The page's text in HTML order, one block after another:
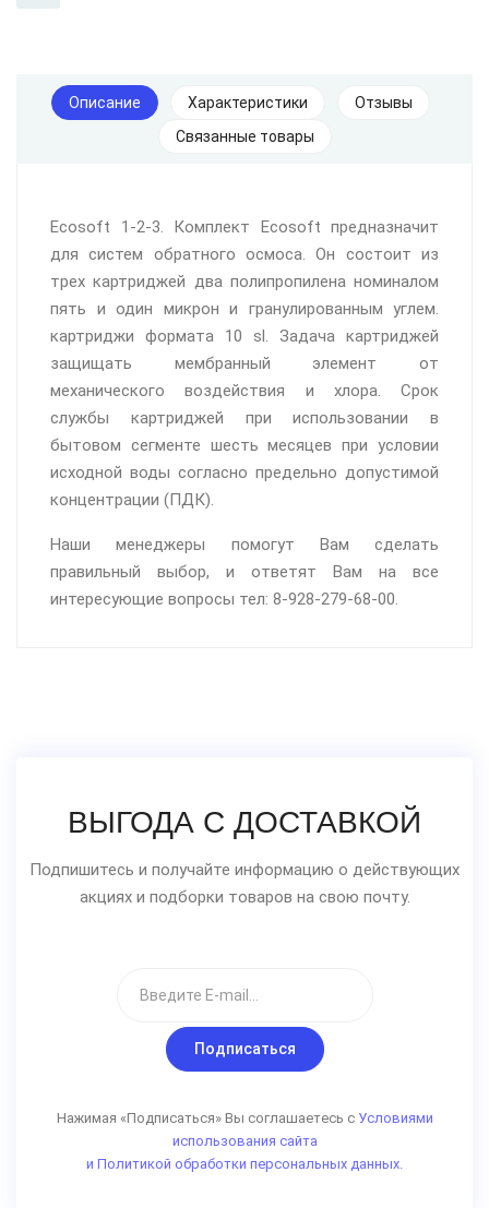
Описание Характеристики
Отзывы
Связанные товары
Ecosoft 1-2-3. Комплект Ecosoft предназначит
для систем обратного осмоса. Он состоит из
трех картриджей два полипропилена номиналом
пять и один микрон и гранулированным углем.
картриджи формата 10 sl. Задача картриджей
защищать мембранный элемент от
механического воздействия и хлора. Срок
службы картриджей при использовании в
бытовом сегменте шесть месяцев при условии
исходной воды согласно предельно допустимой
концентрации (ПДК).
Наши менеджеры помогут Вам сделать
правильный выбор, и ответят Вам на все
интересующие вопросы тел: 8-928-279-68-00.
ВЫГОДА С ДОСТАВКОЙ
Подпишитесь и получайте информацию о действующих
акциях и подборки товаров на свою почту.
Подписаться
Нажимая «Подписаться» Вы соглашаетесь с Условиями
использования сайта
и Политикой обработки персональных данных.